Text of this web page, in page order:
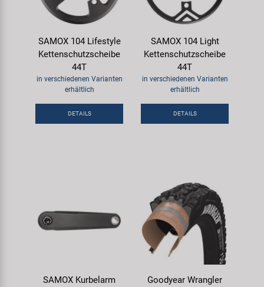
SAMOX 104 Lifestyle
Kettenschutzscheibe
44T
in verschiedenen Varianten
erhältlich
DETAILS
SAMOX 104 Light
Kettenschutzscheibe
44T
in verschiedenen Varianten
erhältlich
DETAILS
SAMOX Kurbelarm
Goodyear Wrangler